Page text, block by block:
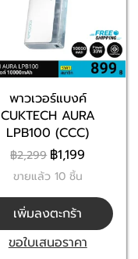
พาวเวอร์แบงค์
CUKTECH AURA
LPB100 (CCC)
฿2,299 ฿1,199
ขายแล้ว 10 ชิ้น
เพิ่มลงตะกร้า
ขอใบเสนอราคา